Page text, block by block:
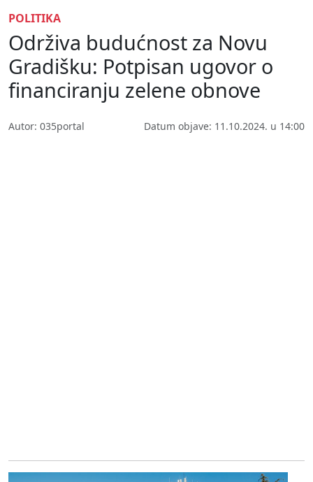
POLITIKA
Održiva budućnost za Novu
Gradišku: Potpisan ugovor o
financiranju zelene obnove
Autor: 035portal Datum objave: 11.10.2024. u 14:00